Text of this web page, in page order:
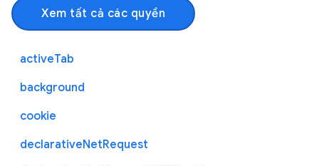
Xem tất cả các quyền
activeTab
background
cookie
declarativeNetRequest